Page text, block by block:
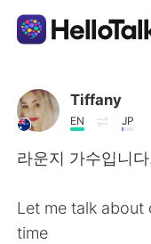
Aplicación de
AI Grammar
Tiffany
EN JP
라운지 가수입니다.
Let me talk about
time